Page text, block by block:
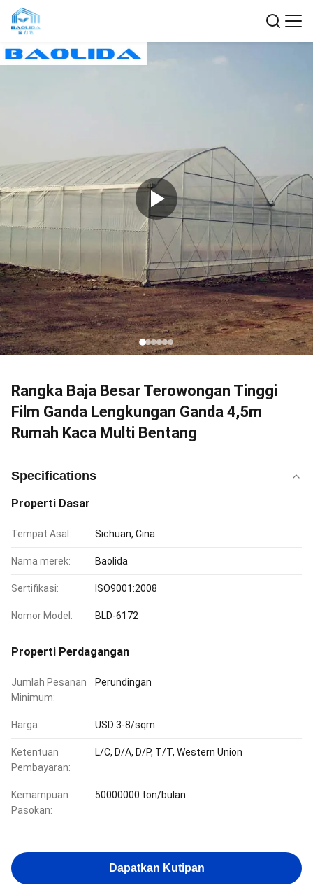
Rangka Baja Besar Terowongan Tinggi
Film Ganda Lengkungan Ganda 4,5m
Rumah Kaca Multi Bentang
Specifications
Properti Dasar
Tempat Asal: Sichuan, Cina
Nama merek: Baolida
Sertifikasi: ISO9001:2008
Nomor Model: BLD-6172
Properti Perdagangan
Jumlah Pesanan
Minimum:
Perundingan
Harga: USD 3-8/sqm
Ketentuan
Pembayaran:
L/C, D/A, D/P, T/T, Western Union
Kemampuan
Pasokan:
50000000 ton/bulan
Dapatkan Kutipan